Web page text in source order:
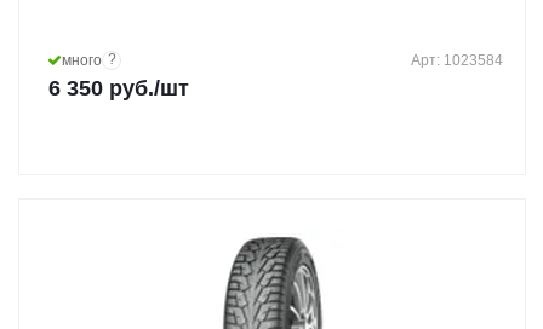
много ? Арт: 1023584
6 350 руб./шт